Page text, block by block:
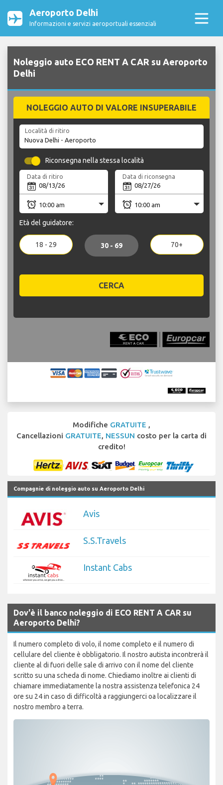
Aeroporto Delhi
Informazioni e servizi aeroportuali essenziali
Noleggio auto ECO RENT A CAR su Aeroporto
Delhi
NOLEGGIO AUTO DI VALORE INSUPERABILE
Località di ritiro
Riconsegna nella stessa località
Data di ritiro Data di riconsegna
Età del guidatore:
18 - 29 30 - 69 70+
CERCA
Modifiche GRATUITE ,
Cancellazioni GRATUITE, NESSUN costo per la carta di
credito!
Compagnie di noleggio auto su Aeroporto Delhi
Avis
S.S.Travels
Instant Cabs
Dov'è il banco noleggio di ECO RENT A CAR su
Aeroporto Delhi?
Il numero completo di volo, il nome completo e il numero di
cellulare del cliente è obbligatorio. Il nostro autista incontrerà il
cliente al di fuori delle sale di arrivo con il nome del cliente
scritto su una scheda di nome. Chiediamo inoltre ai clienti di
chiamare immediatamente la nostra assistenza telefonica 24
ore su 24 in caso di difficoltà a raggiungerci oa localizzare il
nostro membro a terra.